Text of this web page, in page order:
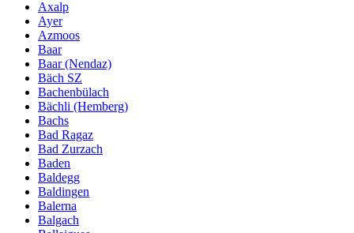
Axalp
Ayer
Azmoos
Baar
Baar (Nendaz)
Bäch SZ
Bachenbülach
Bächli (Hemberg)
Bachs
Bad Ragaz
Bad Zurzach
Baden
Baldegg
Baldingen
Balerna
Balgach